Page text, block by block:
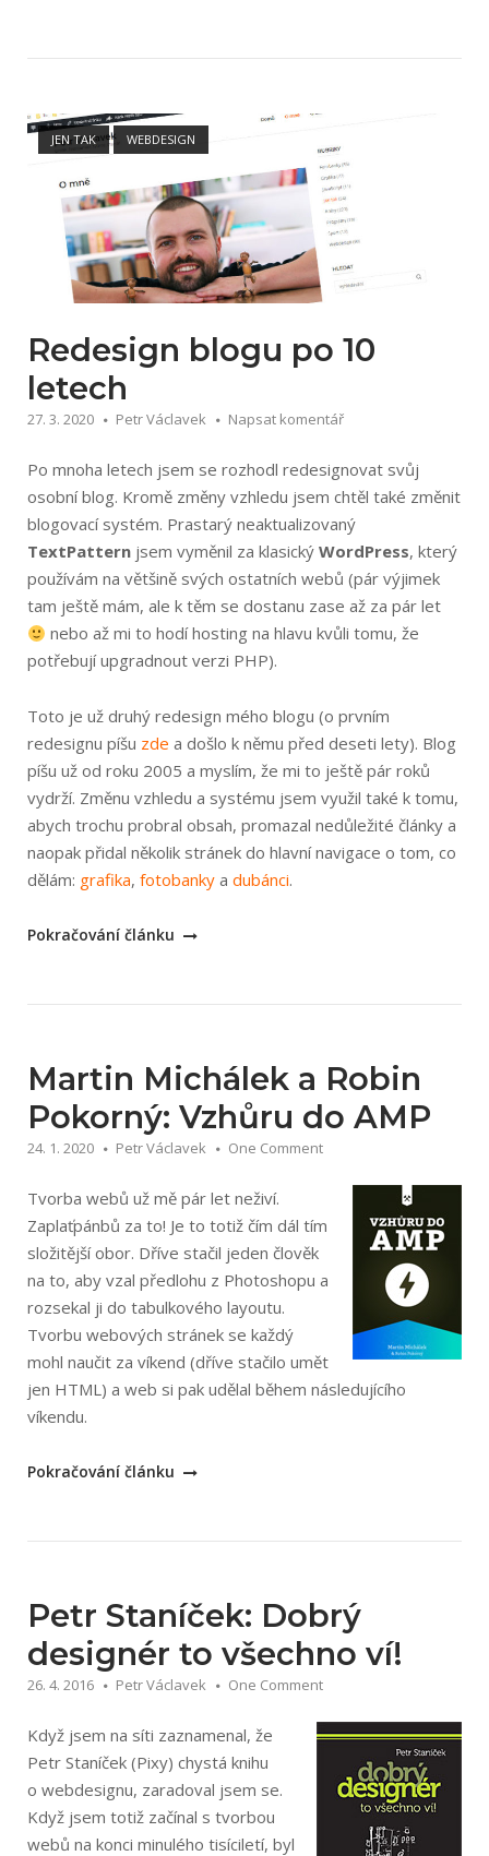
JEN TAK WEBDESIGN
Open post
Redesign blogu po 10
letech
27. 3. 2020 Petr Václavek Napsat komentář
Po mnoha letech jsem se rozhodl redesignovat svůj
osobní blog. Kromě změny vzhledu jsem chtěl také změnit
blogovací systém. Prastarý neaktualizovaný
TextPattern jsem vyměnil za klasický WordPress, který
používám na většině svých ostatních webů (pár výjimek
tam ještě mám, ale k těm se dostanu zase až za pár let
nebo až mi to hodí hosting na hlavu kvůli tomu, že
potřebují upgradnout verzi PHP).
Toto je už druhý redesign mého blogu (o prvním
redesignu píšu zde a došlo k němu před deseti lety). Blog
píšu už od roku 2005 a myslím, že mi to ještě pár roků
vydrží. Změnu vzhledu a systému jsem využil také k tomu,
abych trochu probral obsah, promazal nedůležité články a
naopak přidal několik stránek do hlavní navigace o tom, co
dělám: grafika, fotobanky a dubánci.
„Redesign
Pokračování článku
Martin Michálek a Robin
Pokorný: Vzhůru do AMP
24. 1. 2020 Petr Václavek One Comment
Tvorba webů už mě pár let neživí.
Zaplaťpánbů za to! Je to totiž čím dál tím
složitější obor. Dříve stačil jeden člověk
na to, aby vzal předlohu z Photoshopu a
rozsekal ji do tabulkového layoutu.
Tvorbu webových stránek se každý
mohl naučit za víkend (dříve stačilo umět
jen HTML) a web si pak udělal během následujícího
víkendu.
„Martin
Vzhůru
AMP“
Pokračování článku
Petr Staníček: Dobrý
designér to všechno ví!
26. 4. 2016 Petr Václavek One Comment
Když jsem na síti zaznamenal, že
Petr Staníček (Pixy) chystá knihu
o webdesignu, zaradoval jsem se.
Když jsem totiž začínal s tvorbou
webů na konci minulého tisíciletí, byl